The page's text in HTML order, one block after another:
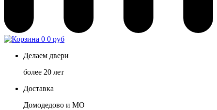
0 0 руб
Делаем двери
более 20 лет
Доставка
Домодедово и МО